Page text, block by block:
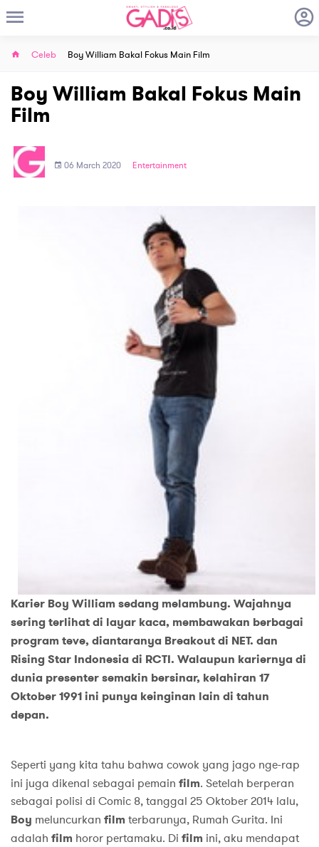
Celeb Boy William Bakal Fokus Main Film
Boy William Bakal Fokus Main
Film
06 March 2020 Entertainment
Karier Boy William sedang melambung. Wajahnya
sering terlihat di layar kaca, membawakan berbagai
program teve, diantaranya Breakout di NET. dan
Rising Star Indonesia di RCTI. Walaupun kariernya di
dunia presenter semakin bersinar, kelahiran 17
Oktober 1991 ini punya keinginan lain di tahun
depan.
Seperti yang kita tahu bahwa cowok yang jago nge-rap
ini juga dikenal sebagai pemain film. Setelah berperan
sebagai polisi di Comic 8, tanggal 25 Oktober 2014 lalu,
Boy meluncurkan film terbarunya, Rumah Gurita. Ini
adalah film horor pertamaku. Di film ini, aku mendapat